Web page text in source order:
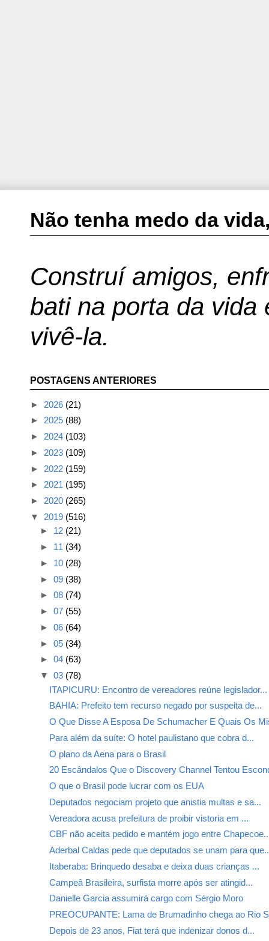
Não tenha medo da
Construí amigos,
bati na porta da vida
vivê-la.
POSTAGENS ANTERIORES
► 2026 (21)
► 2025 (88)
► 2024 (103)
► 2023 (109)
► 2022 (159)
► 2021 (195)
► 2020 (265)
▼ 2019 (516)
► 12 (21)
► 11 (34)
► 10 (28)
► 09 (38)
► 08 (74)
► 07 (55)
► 06 (64)
► 05 (34)
► 04 (63)
▼ 03 (78)
ITAPICURU: Encontro de vereadores reúne legislador...
BAHIA: Prefeito tem recurso negado por suspeita de...
O Que Disse A Esposa De Schumacher E Quais Os
Para além da suíte: O hotel paulistano que cobra d...
O plano da Aena para o Brasil
20 Escândalos Que o Discovery Channel Tentou
O que o Brasil pode lucrar com os EUA
Deputados negociam projeto que anistia multas e sa...
Vereadora acusa prefeitura de proibir vistoria em ...
CBF não aceita pedido e mantém jogo entre
Aderbal Caldas pede que deputados se unam para
Itaberaba: Brinquedo desaba e deixa duas crianças ...
Campeã Brasileira, surfista morre após ser atingid...
Danielle Garcia assumirá cargo com Sérgio Moro
PREOCUPANTE: Lama de Brumadinho chega ao Rio
Depois de 23 anos, Fiat terá que indenizar donos d...